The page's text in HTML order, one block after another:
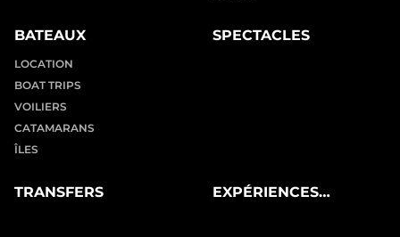
BATEAUX
LOCATION
BOAT TRIPS
VOILIERS
CATAMARANS
ÎLES
SPECTACLES
TRANSFERS
EXPÉRIENCES